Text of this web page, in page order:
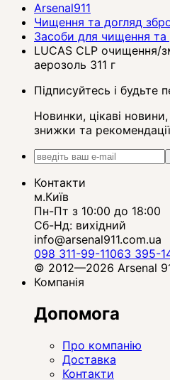
Arsenal911
Чищення та догляд
Засоби для чищення та
LUCAS CLP очищення/
аерозоль 311 г
Підписуйтесь і будьте
Новинки, цікаві новини,
знижки та рекомендації
Контакти
м.Київ
Пн-Пт з 10:00 до 18:00
Сб-Нд: вихідний
info@arsenal911.com.ua
098 311-99-11063 395-
© 2012—2026 Arsenal
Компанія
Допомога
Про компанію
Доставка
Контакти